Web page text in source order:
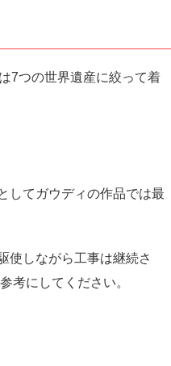
7つの世界遺産に絞って着
してガウディの作品では最
使しながら工事は継続さ
考にしてください。